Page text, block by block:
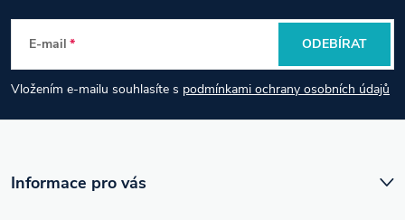
í
r
v
y
p
a
t
E-mail
Vložením e-mailu souhlasíte s podmínkami ochrany osobních údajů
ODEBÍRAT
Informace pro vás